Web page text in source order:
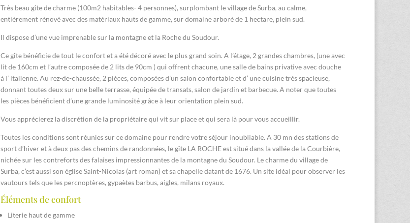
Très beau gîte de charme (100m2 habitables- 4 personnes), surplombant le village de Surba, au calme,
entièrement rénové avec des matériaux hauts de gamme, sur domaine arboré de 1 hectare, plein sud.
Il dispose d’une vue imprenable sur la montagne et la Roche du Soudour.
Ce gîte bénéficie de tout le confort et a été décoré avec le plus grand soin. A l’étage, 2 grandes chambres, (une avec
lit de 160cm et l’autre composée de 2 lits de 90cm ) qui offrent chacune, une salle de bains privative avec douche
à l’ italienne. Au rez-de-chaussée, 2 pièces, composées d’un salon confortable et d’ une cuisine très spacieuse,
donnant toutes deux sur une belle terrasse, équipée de transats, salon de jardin et barbecue. A noter que toutes
les pièces bénéficient d’une grande luminosité grâce à leur orientation plein sud.
Vous apprécierez la discrétion de la propriétaire qui vit sur place et qui sera là pour vous accueillir.
Toutes les conditions sont réunies sur ce domaine pour rendre votre séjour inoubliable. A 30 mn des stations de
sport d’hiver et à deux pas des chemins de randonnées, le gîte LA ROCHE est situé dans la vallée de la Courbière,
nichée sur les contreforts des falaises impressionnantes de la montagne du Soudour. Le charme du village de
Surba, c’est aussi son église Saint-Nicolas (art roman) et sa chapelle datant de 1676. Un site idéal pour observer les
vautours tels que les percnoptères, gypaètes barbus, aigles, milans royaux.
Éléments de confort
Literie haut de gamme